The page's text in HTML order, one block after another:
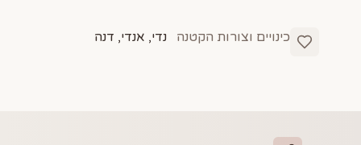
כינויים וצורות הקטנה נדי, אנדי, דנה